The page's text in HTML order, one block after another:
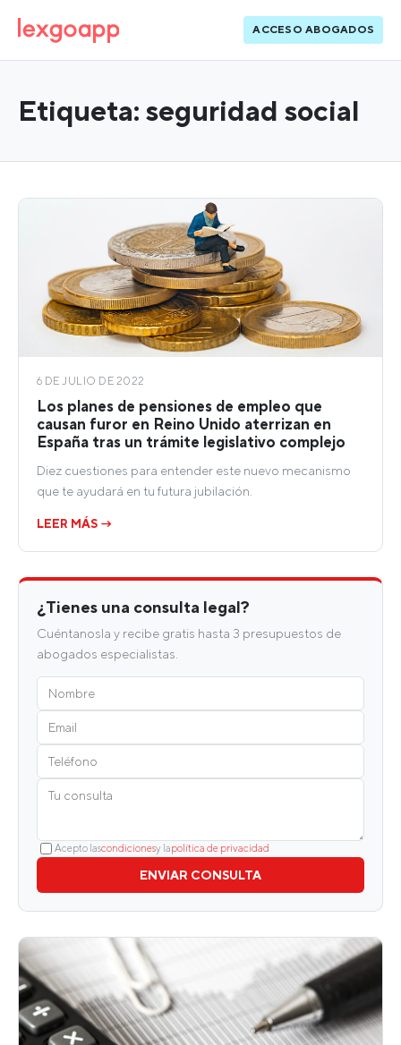
ACCESO ABOGADOS
Etiqueta: seguridad social
6 DE JULIO DE 2022
Los planes de pensiones de empleo que
causan furor en Reino Unido aterrizan en
España tras un trámite legislativo complejo
Diez cuestiones para entender este nuevo mecanismo
que te ayudará en tu futura jubilación.
LEER MÁS →
¿Tienes una consulta legal?
Cuéntanosla y recibe gratis hasta 3 presupuestos de
abogados especialistas.
Acepto lascondicionesy lapolítica de privacidad
ENVIAR CONSULTA